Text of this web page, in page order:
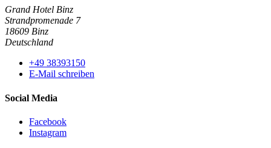
Grand Hotel Binz
Strandpromenade 7
18609 Binz
Deutschland
+49 38393150
E-Mail schreiben
Social Media
Facebook
Instagram